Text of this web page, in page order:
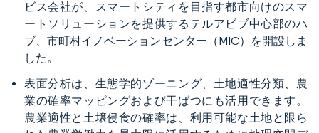
ビス会社が、スマートシティを目指す都市向けのスマ
ートソリューションを提供するテルアビブ中心部のハ
ブ、市町村イノベーションセンター（MIC）を開設しま
した。
表面分析は、生態学的ゾーニング、土地適性分類、農
業の確率マッピングおよび干ばつにも活用できます。
農業適性と土壌侵食の確率は、利用可能な土地と限ら